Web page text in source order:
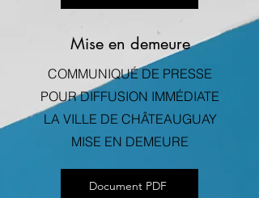
Mise en demeure
COMMUNIQUÉ DE PRESSE
POUR DIFFUSION IMMÉDIATE
LA VILLE DE CHÂTEAUGUAY
MISE EN DEMEURE
Document PDF